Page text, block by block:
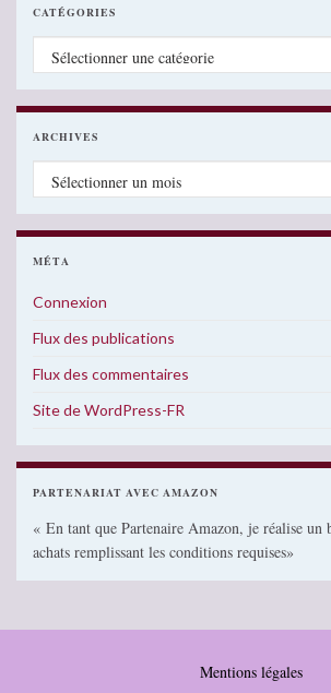
CATÉGORIES
Catégories
ARCHIVES
Archives
MÉTA
Connexion
Flux des publications
Flux des commentaires
Site de WordPress-FR
PARTENARIAT AVEC AMAZON
« En tant que Partenaire Amazon, je réalise un
achats remplissant les conditions requises»
Mentions légales